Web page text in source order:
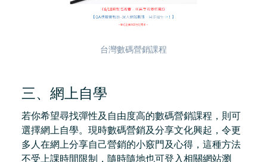
台灣數碼營銷課程
三、網上自學
若你希望尋找彈性及自由度高的數碼營銷課程，則可
選擇網上自學。現時數碼營銷及分享文化興起，令更
多人在網上分享自己營銷的小竅門及心得，這種方法
不受上課時間限制，隨時隨地也可登入相關網站瀏